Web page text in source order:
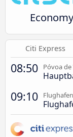
Economy
Citi Express
08:50 Póvoa
09:10